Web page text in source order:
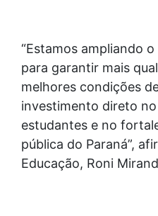
“Estamos ampliando
para garantir mais
melhores condições
investimento direto
estudantes e no
pública do Paraná”,
Educação, Roni